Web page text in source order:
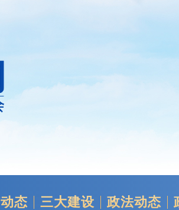
态 三大建设 政法动态